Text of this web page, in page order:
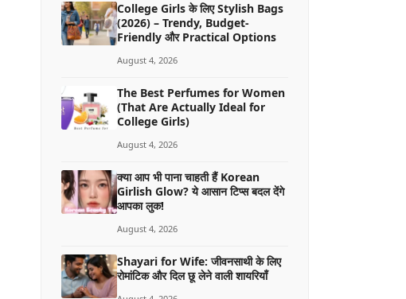
College Girls के लिए Stylish Bags
(2026) – Trendy, Budget-
Friendly और Practical Options
August 4, 2026
The Best Perfumes for Women
(That Are Actually Ideal for
College Girls)
August 4, 2026
क्या आप भी पाना चाहती हैं Korean
Girlish Glow? ये आसान टिप्स बदल देंगे
आपका लुक!
August 4, 2026
Shayari for Wife: जीवनसाथी के लिए
रोमांटिक और दिल छू लेने वाली शायरियाँ